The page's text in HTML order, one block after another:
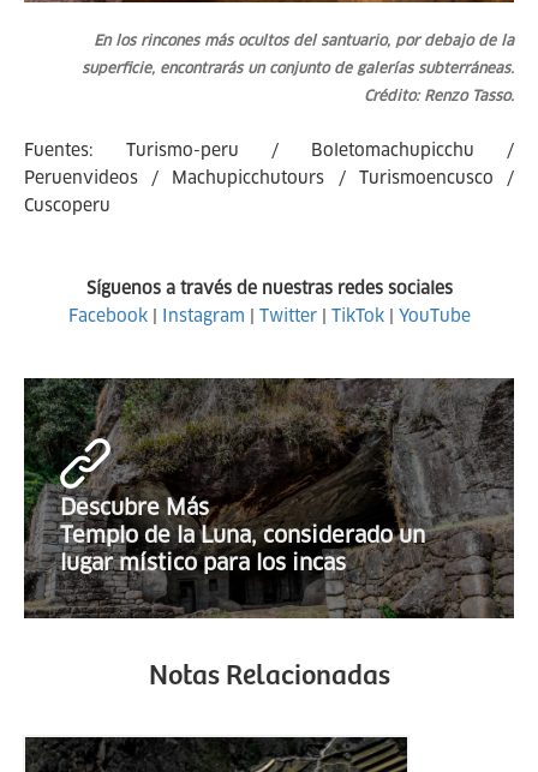
En los rincones más ocultos del santuario, por debajo de la
superficie, encontrarás un conjunto de galerías subterráneas.
Crédito: Renzo Tasso.
Fuentes: Turismo-peru / Boletomachupicchu /
Peruenvideos / Machupicchutours / Turismoencusco /
Cuscoperu
Síguenos a través de nuestras redes sociales
Facebook| Instagram | Twitter| TikTok| YouTube
Descubre Más
Templo de la Luna, considerado un
lugar místico para los incas
Notas Relacionadas